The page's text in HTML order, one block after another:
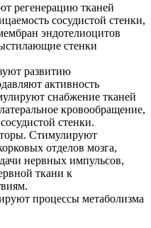
регенерацию тканей
сосудистой стенки,
эндотелиоцитов
стенки
развитию
активность
снабжение тканей
кровообращение,
стенки.
Стимулируют
отделов мозга,
нервных импульсов,
ткани к
процессы метаболизма